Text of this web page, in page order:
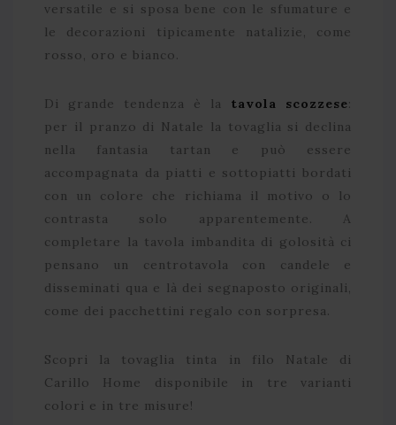
versatile e si sposa bene con le sfumature e
le decorazioni tipicamente natalizie, come
rosso, oro e bianco.
Di grande tendenza è la tavola scozzese:
per il pranzo di Natale la tovaglia si declina
nella fantasia tartan e può essere
accompagnata da piatti e sottopiatti bordati
con un colore che richiama il motivo o lo
contrasta solo apparentemente. A
completare la tavola imbandita di golosità ci
pensano un centrotavola con candele e
disseminati qua e là dei segnaposto originali,
come dei pacchettini regalo con sorpresa.
Scopri la tovaglia tinta in filo Natale di
Carillo Home disponibile in tre varianti
colori e in tre misure!